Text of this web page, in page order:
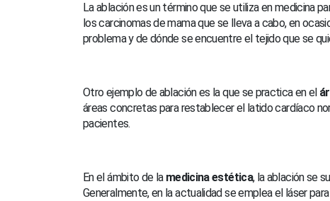
La ablación es un término que se utiliza en medicina
los carcinomas de mama que se lleva a cabo, en
problema y de dónde se encuentre el tejido que se
Otro ejemplo de ablación es la que se practica en el
áreas concretas para restablecer el latido cardíaco
pacientes.
En el ámbito de la medicina estética, la ablación se
Generalmente, en la actualidad se emplea el láser